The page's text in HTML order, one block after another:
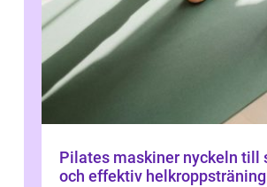
Pilates maskiner nyckeln till skonsam
och effektiv helkroppsträning